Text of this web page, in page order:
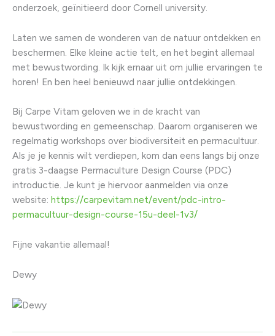
onderzoek, geïnitieerd door Cornell university.
Laten we samen de wonderen van de natuur ontdekken en
beschermen. Elke kleine actie telt, en het begint allemaal
met bewustwording. Ik kijk ernaar uit om jullie ervaringen te
horen! En ben heel benieuwd naar jullie ontdekkingen.
Bij Carpe Vitam geloven we in de kracht van
bewustwording en gemeenschap. Daarom organiseren we
regelmatig workshops over biodiversiteit en permacultuur.
Als je je kennis wilt verdiepen, kom dan eens langs bij onze
gratis 3-daagse Permaculture Design Course (PDC)
introductie. Je kunt je hiervoor aanmelden via onze
website: https://carpevitam.net/event/pdc-intro-
permacultuur-design-course-15u-deel-1v3/
Fijne vakantie allemaal!
Dewy